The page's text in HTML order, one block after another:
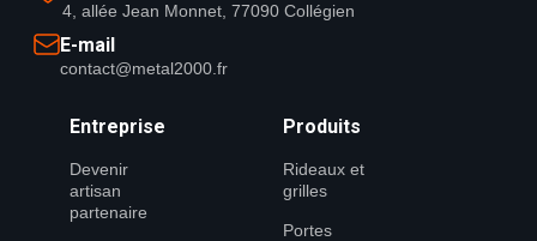
4, allée Jean Monnet, 77090 Collégien
E-mail
contact@metal2000.fr
Entreprise
Devenir
artisan
partenaire
Produits
Rideaux et
grilles
Portes